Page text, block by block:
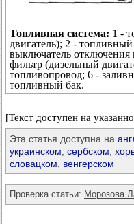
Топливная система: 1 -
двигатель); 2 -
выключатель
фильтр (дизельный
топливопровод; 6 -
топливный бак.
[Текст доступен на
Эта статья доступна на
украинском сербском
словацком
венгерском
Проверка статьи: Морозова